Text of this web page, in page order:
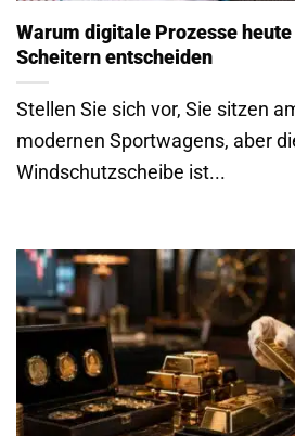
Gold als Wertanlage, Preise
Verkauf achten sollten
Kaum ein Material begleitet
wie Gold. In den Grabbeigaben